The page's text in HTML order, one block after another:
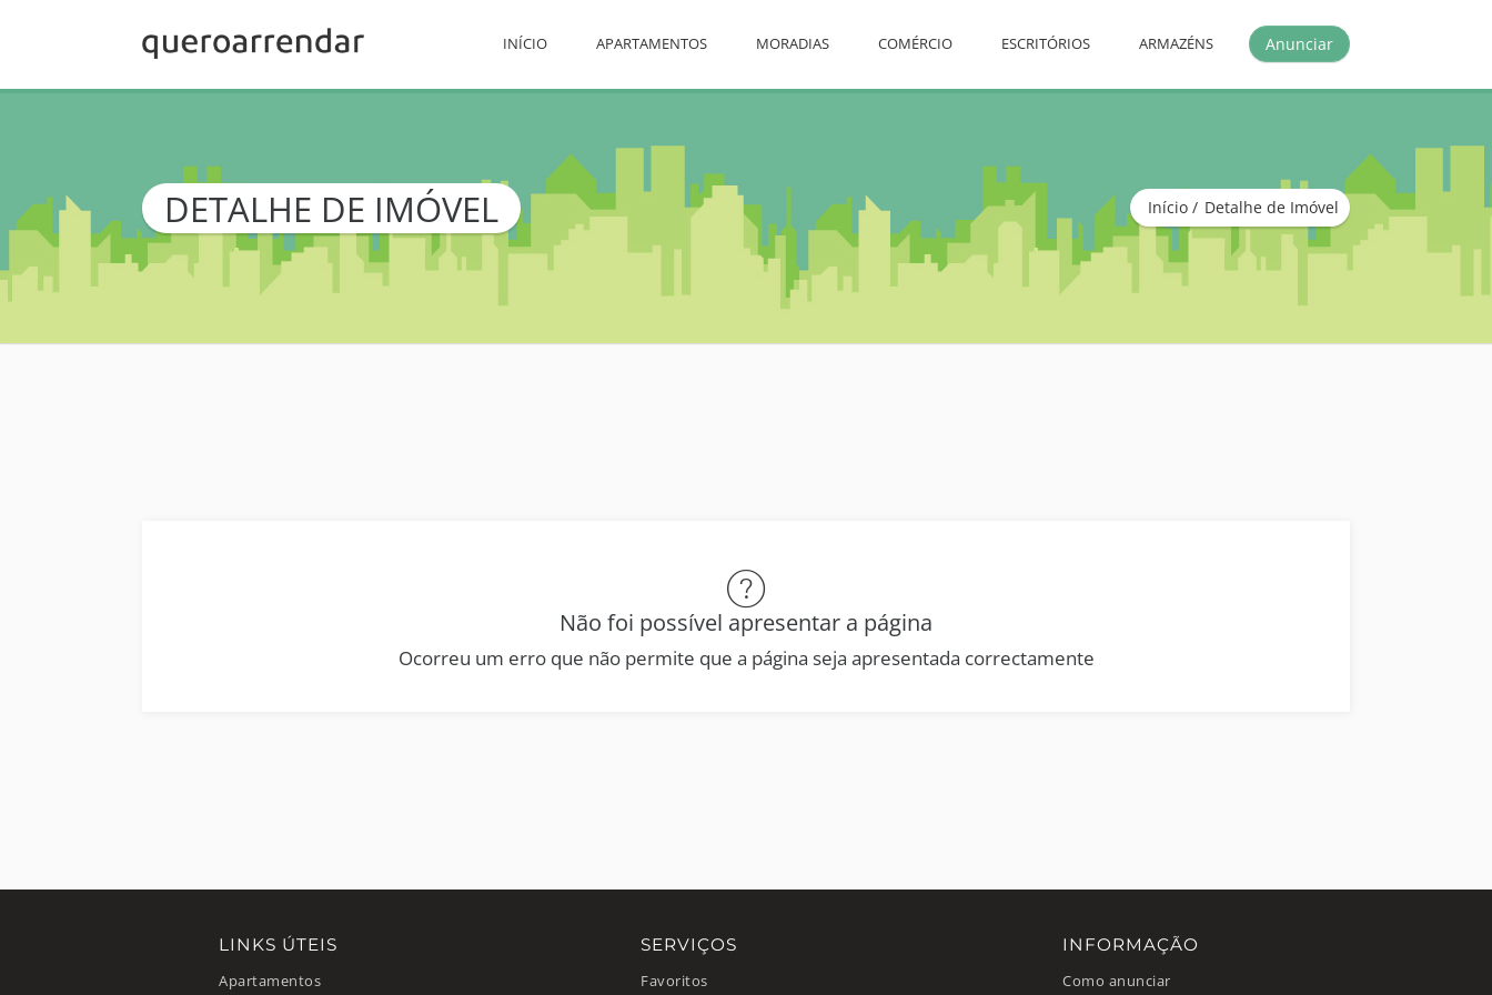
Anunciar
INÍCIO APARTAMENTOS MORADIAS COMÉRCIO ESCRITÓRIOS ARMAZÉNS
DETALHE DE IMÓVEL Início Detalhe de Imóvel
Não foi possível apresentar a página
Ocorreu um erro que não permite que a página seja apresentada correctamente
LINKS ÚTEIS
Apartamentos
SERVIÇOS
Favoritos
INFORMAÇÃO
Como anunciar